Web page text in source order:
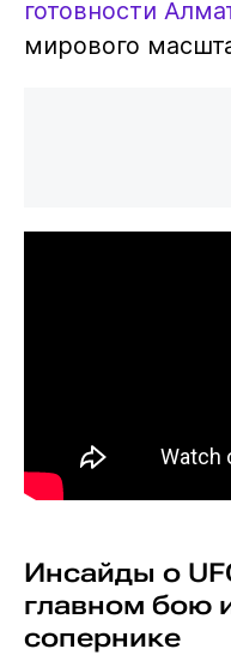
готовности
мирового
Инсайды о
главном бою
сопернике